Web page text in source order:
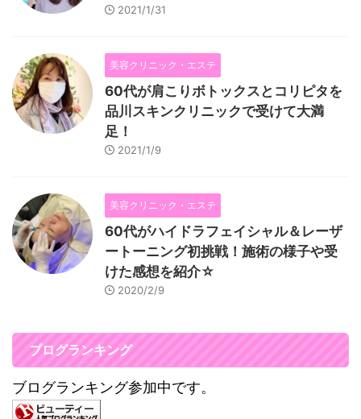
2021/1/31
美容クリニック・エステ
60代が肩こりボトックスとコリピタを
品川スキンクリニックで受けて大満
足！
2021/1/9
美容クリニック・エステ
60代がハイドラフェイシャル＆レーザ
ートーニング初挑戦！施術の様子や受
けた感想を紹介☆
2020/2/9
ブログランキング
ブログランキング参加中です。